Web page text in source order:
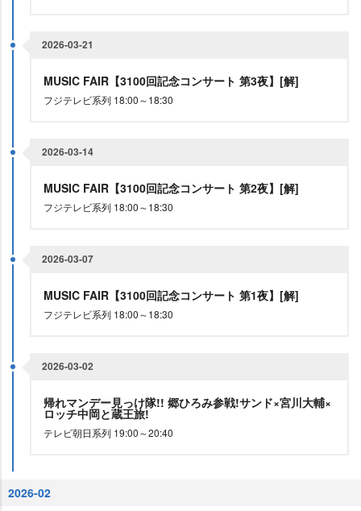
2026-03-21
MUSIC FAIR【3100回記念コンサート 第3夜】[解]
フジテレビ系列 18:00～18:30
2026-03-14
MUSIC FAIR【3100回記念コンサート 第2夜】[解]
フジテレビ系列 18:00～18:30
2026-03-07
MUSIC FAIR【3100回記念コンサート 第1夜】[解]
フジテレビ系列 18:00～18:30
2026-03-02
帰れマンデー見っけ隊!! 郷ひろみ参戦!サンド×宮川大輔×
ロッチ中岡と蔵王旅!
テレビ朝日系列 19:00～20:40
2026-02